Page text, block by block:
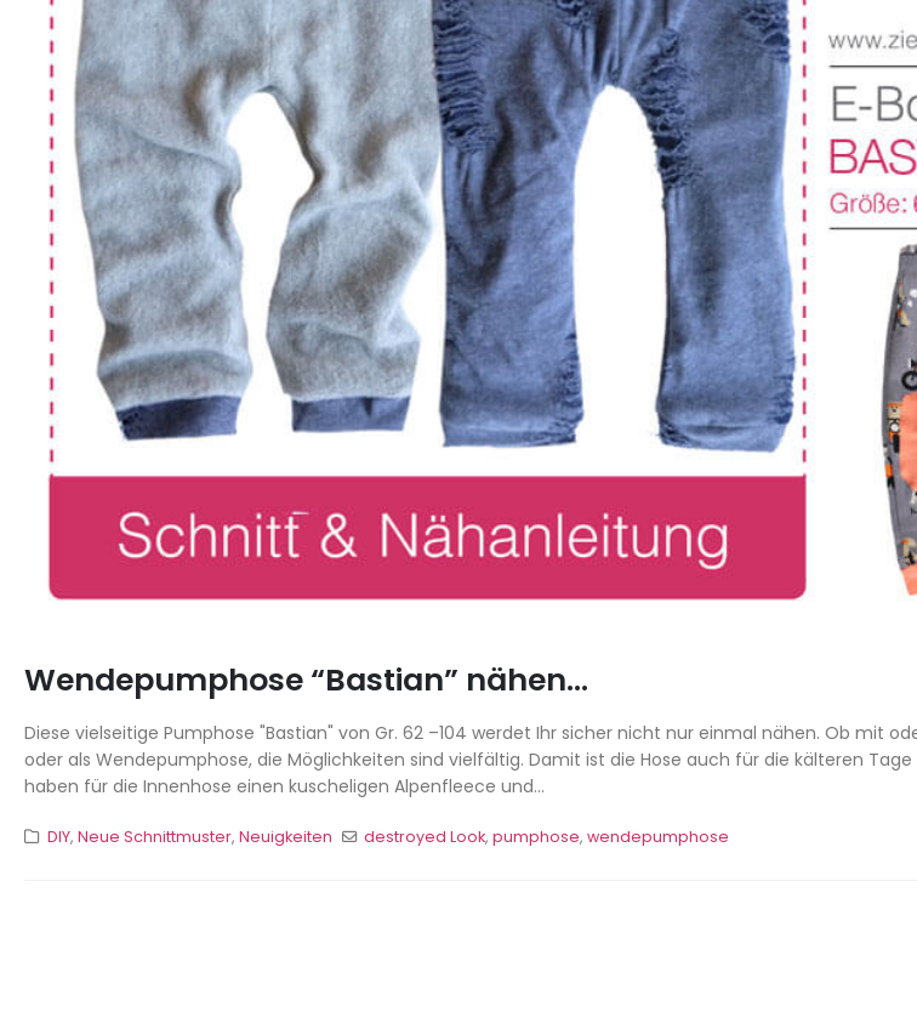
Wendepumphose “Bastian” nähen…
Diese vielseitige Pumphose "Bastian" von Gr. 62 –104 werdet Ihr sicher nicht nur einmal nähen. Ob mit
oder als Wendepumphose, die Möglichkeiten sind vielfältig. Damit ist die Hose auch für die kälteren
haben für die Innenhose einen kuscheligen Alpenfleece und...
DIY, Neue Schnittmuster, Neuigkeiten destroyed Look,pumphose,wendepumphose